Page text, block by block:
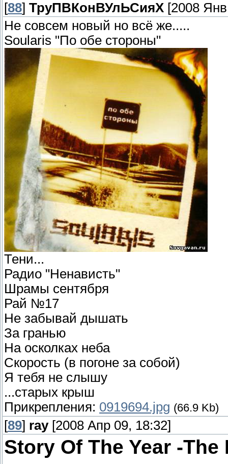
[88] ТруПВКонВУлЬСияХ [2008
Не совсем новый но всё же.....
Soularis "По обе стороны"
Тени...
Радио "Ненависть"
Шрамы сентября
Рай №17
Не забывай дышать
За гранью
На осколках неба
Скорость (в погоне за собой)
Я тебя не слышу
...старых крыш
Прикрепления: 0919694.jpg (66.9 Kb)
[89] ray[2008 Апр 09, 18:32]
Story Of The Year -